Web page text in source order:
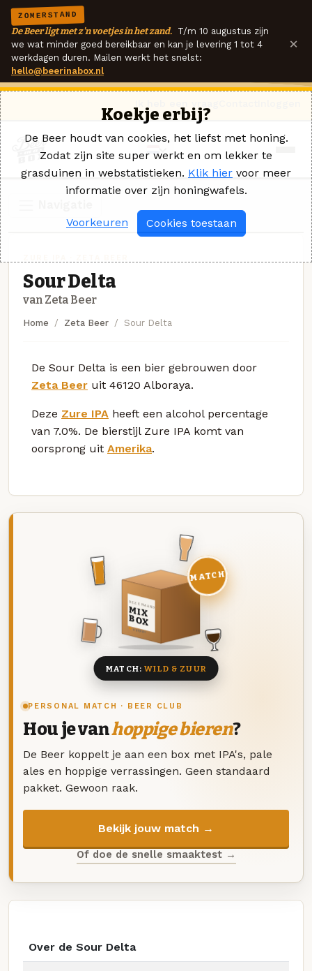
ZOMERSTAND
De Beer ligt met z'n voetjes in het zand. T/m 10 augustus zijn
we wat minder goed bereikbaar en kan je levering 1 tot 4
werkdagen duren. Mailen werkt het snelst:
hello@beerinabox.nl
×
Sour Delta
van Zeta Beer
Home Zeta Beer Sour Delta
De Sour Delta is een bier gebrouwen door
Zeta Beer uit 46120 Alboraya.
Deze Zure IPA heeft een alcohol percentage
van 7.0%. De bierstijl Zure IPA komt van
oorsprong uit Amerika.
PERSONAL MATCH · BEER CLUB
Hou je vanhoppige bieren?
De Beer koppelt je aan een box met IPA's, pale
ales en hoppige verrassingen. Geen standaard
pakket. Gewoon raak.
Bekijk jouw match →
Of doe de snelle smaaktest →
DEZE MAAND
MIX
BOX
8 BIEREN
MATCH
MATCH:WILD & ZUUR
Over de Sour Delta
Koekje erbij?
De Beer houdt van cookies, het liefst met honing.
Zodat zijn site super werkt en om lekker te
grasduinen in webstatistieken. Klik hier voor meer
informatie over zijn honingwafels.
Voorkeuren Cookies toestaan